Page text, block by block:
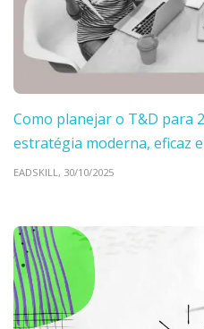
Como planejar o T&D para
estratégia moderna, eficaz
EADSKILL, 30/10/2025